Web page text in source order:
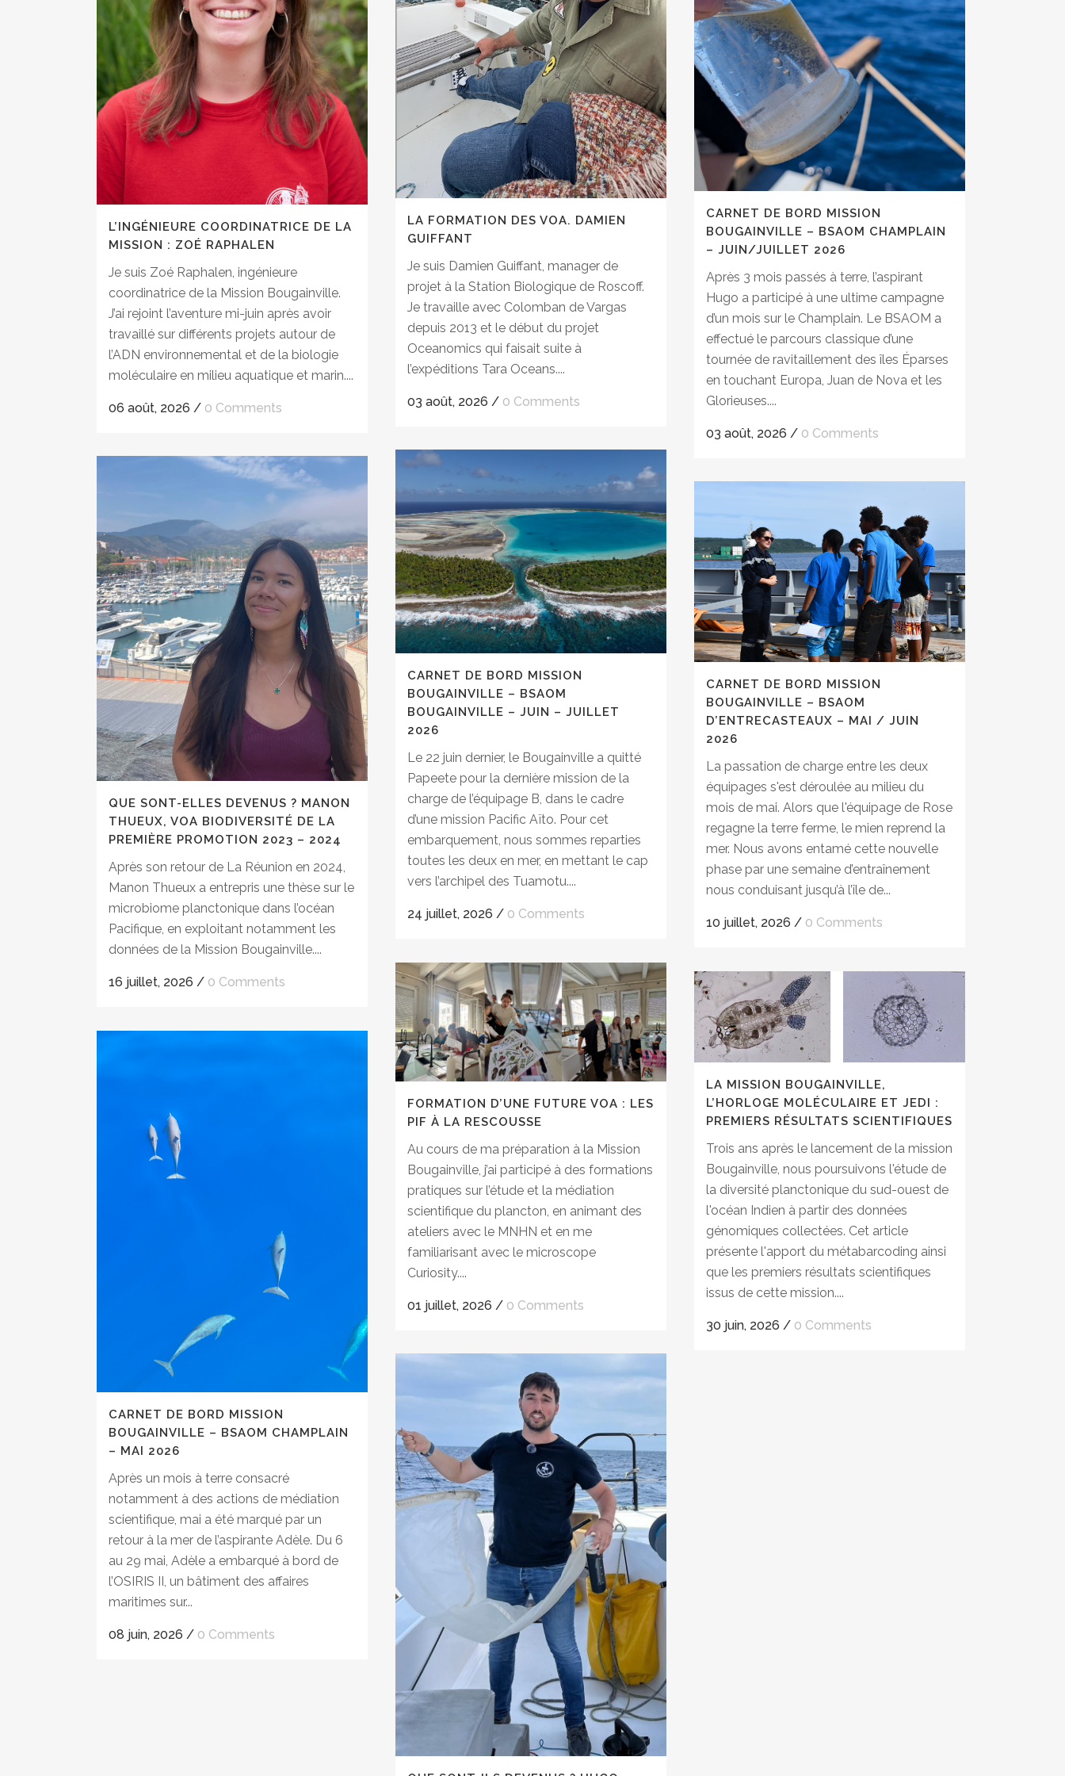
L’INGÉNIEURE COORDINATRICE DE LA
MISSION : ZOÉ RAPHALEN
Je suis Zoé Raphalen, ingénieure
coordinatrice de la Mission Bougainville.
J’ai rejoint l’aventure mi-juin après avoir
travaillé sur différents projets autour de
l’ADN environnemental et de la biologie
moléculaire en milieu aquatique et marin....
06 août, 2026 / 0 Comments
LA FORMATION DES VOA. DAMIEN
GUIFFANT
Je suis Damien Guiffant, manager de
projet à la Station Biologique de Roscoff.
Je travaille avec Colomban de Vargas
depuis 2013 et le début du projet
Oceanomics qui faisait suite à
l’expéditions Tara Oceans....
03 août, 2026 / 0 Comments
CARNET DE BORD MISSION
BOUGAINVILLE – BSAOM CHAMPLAIN
– JUIN/JUILLET 2026
Après 3 mois passés à terre, l’aspirant
Hugo a participé à une ultime campagne
d’un mois sur le Champlain. Le BSAOM a
effectué le parcours classique d’une
tournée de ravitaillement des îles Éparses
en touchant Europa, Juan de Nova et les
Glorieuses....
03 août, 2026 / 0 Comments
CARNET DE BORD MISSION
BOUGAINVILLE – BSAOM
BOUGAINVILLE – JUIN – JUILLET
2026
Le 22 juin dernier, le Bougainville a quitté
Papeete pour la dernière mission de la
charge de l’équipage B, dans le cadre
d’une mission Pacific Aïto. Pour cet
embarquement, nous sommes reparties
toutes les deux en mer, en mettant le cap
vers l’archipel des Tuamotu....
24 juillet, 2026 / 0 Comments
QUE SONT-ELLES DEVENUS ? MANON
THUEUX, VOA BIODIVERSITÉ DE LA
PREMIÈRE PROMOTION 2023 – 2024
Après son retour de La Réunion en 2024,
Manon Thueux a entrepris une thèse sur le
microbiome planctonique dans l’océan
Pacifique, en exploitant notamment les
données de la Mission Bougainville....
16 juillet, 2026 / 0 Comments
CARNET DE BORD MISSION
BOUGAINVILLE – BSAOM
D’ENTRECASTEAUX – MAI / JUIN
2026
La passation de charge entre les deux
équipages s'est déroulée au milieu du
mois de mai. Alors que l'équipage de Rose
regagne la terre ferme, le mien reprend la
mer. Nous avons entamé cette nouvelle
phase par une semaine d’entraînement
nous conduisant jusqu’à l’île de...
10 juillet, 2026 / 0 Comments
FORMATION D’UNE FUTURE VOA : LES
PIF À LA RESCOUSSE
Au cours de ma préparation à la Mission
Bougainville, j’ai participé à des formations
pratiques sur l’étude et la médiation
scientifique du plancton, en animant des
ateliers avec le MNHN et en me
familiarisant avec le microscope
Curiosity....
01 juillet, 2026 / 0 Comments
LA MISSION BOUGAINVILLE,
L’HORLOGE MOLÉCULAIRE ET JEDI :
PREMIERS RÉSULTATS SCIENTIFIQUES
Trois ans après le lancement de la mission
Bougainville, nous poursuivons l'étude de
la diversité planctonique du sud-ouest de
l'océan Indien à partir des données
génomiques collectées. Cet article
présente l'apport du métabarcoding ainsi
que les premiers résultats scientifiques
issus de cette mission....
30 juin, 2026 / 0 Comments
CARNET DE BORD MISSION
BOUGAINVILLE – BSAOM CHAMPLAIN
– MAI 2026
Après un mois à terre consacré
notamment à des actions de médiation
scientifique, mai a été marqué par un
retour à la mer de l’aspirante Adèle. Du 6
au 29 mai, Adèle a embarqué à bord de
l’OSIRIS II, un bâtiment des affaires
maritimes sur...
08 juin, 2026 / 0 Comments